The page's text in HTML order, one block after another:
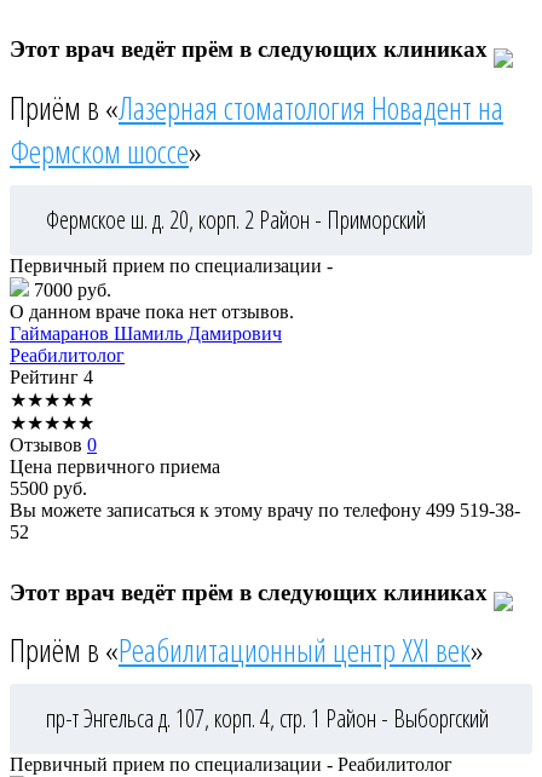
Этот врач ведёт прём в следующих клиниках
Приём в «Лазерная стоматология Новадент на
Фермском шоссе»
Фермское ш. д. 20, корп. 2 Район - Приморский
Первичный прием по специализации -
7000 руб.
О данном враче пока нет отзывов.
Гаймаранов Шамиль Дамирович
Реабилитолог
Рейтинг 4
★★★★★
★★★★★
Отзывов 0
Цена первичного приема
5500 руб.
Вы можете записаться к этому врачу по телефону 499 519-38-
52
Этот врач ведёт прём в следующих клиниках
Приём в «Реабилитационный центр XXI век»
пр-т Энгельса д. 107, корп. 4, стр. 1 Район - Выборгский
Первичный прием по специализации - Реабилитолог